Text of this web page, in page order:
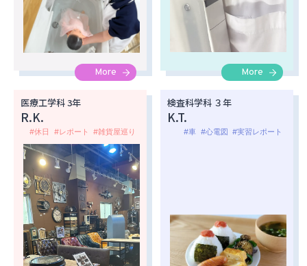
More More
医療工学科 3年
R.K.
#休日 #レポート #雑貨屋巡り
検査科学科 ３年
K.T.
#車 #心電図 #実習レポート